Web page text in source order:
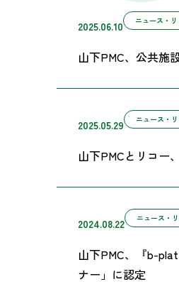
2025.06.10 ニュース・
山下PMC、公共施
2025.05.29 ニュース・
山下PMCとリコー
2024.08.22 ニュース・
山下PMC、『b-
ナー」に認定